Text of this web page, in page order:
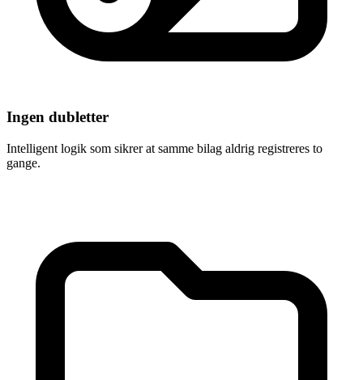
Ingen dubletter
Intelligent logik som sikrer at samme bilag aldrig registreres to
gange.